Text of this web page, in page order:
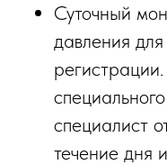
Суточный
давления
специалист
течение дня